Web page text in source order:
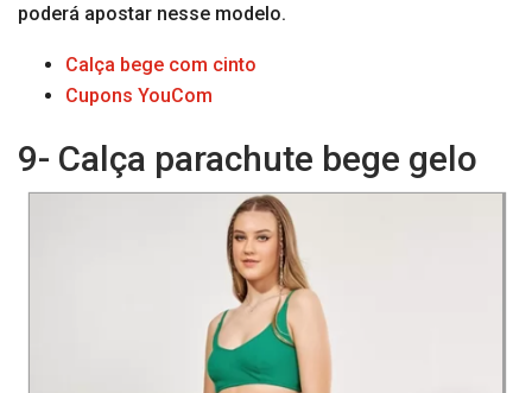
poderá apostar nesse modelo.
Calça bege com cinto
Cupons YouCom
9- Calça parachute bege gelo